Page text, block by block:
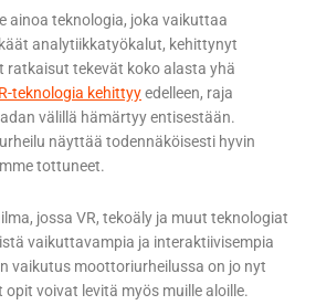
ainoa teknologia, joka vaikuttaa
analytiikkatyökalut, kehittynyt
ratkaisut tekevät koko alasta yhä
teknologia kehittyyedelleen, raja
välillä hämärtyy entisestään.
näyttää todennäköisesti hyvin
tottuneet.
jossa VR, tekoäly ja muut teknologiat
vaikuttavampia ja interaktiivisempia
vaikutus moottoriurheilussa on jo nyt
voivat levitä myös muille aloille.